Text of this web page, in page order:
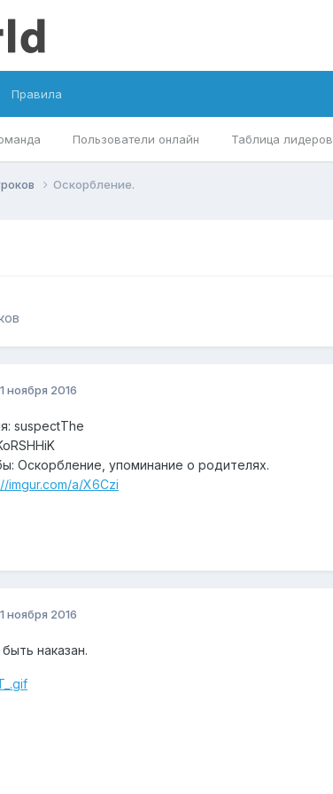
Пользователи онлайн Таблица лидеров
Правила
Оскорбление.
ноября 2016
suspectThe
Оскорбление, упоминание о родителях.
imgur.com/a/X6Czi
ноября 2016
наказан.